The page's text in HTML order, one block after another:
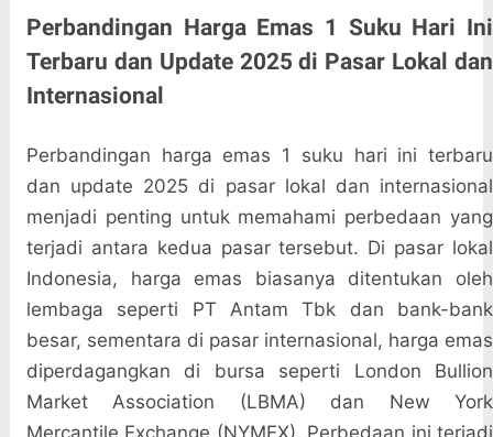
Perbandingan Harga Emas 1 Suku Hari Ini
Terbaru dan Update 2025 di Pasar Lokal dan
Internasional
Perbandingan harga emas 1 suku hari ini terbaru
dan update 2025 di pasar lokal dan internasional
menjadi penting untuk memahami perbedaan yang
terjadi antara kedua pasar tersebut. Di pasar lokal
Indonesia, harga emas biasanya ditentukan oleh
lembaga seperti PT Antam Tbk dan bank-bank
besar, sementara di pasar internasional, harga emas
diperdagangkan di bursa seperti London Bullion
Market Association (LBMA) dan New York